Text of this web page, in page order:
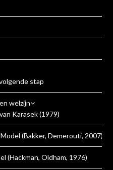
stap
welzijn
Karasek (1979)
(Bakker, Demerouti, 2007)
(Hackman, Oldham, 1976)